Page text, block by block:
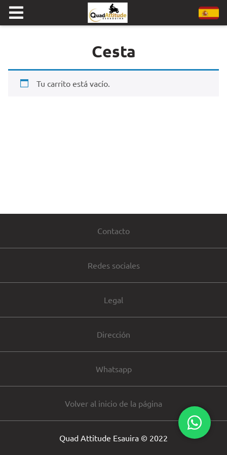
Cesta
Tu carrito está vacío.
Contacto
Redes sociales
Legal
Dirección
Whatsapp
Volver al inicio de la página
Quad Attitude Esauira © 2022